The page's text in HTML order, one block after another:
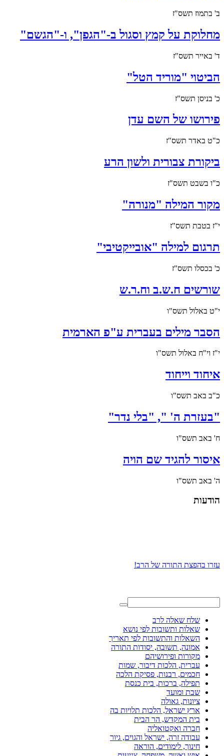
ב' בתמוז תשס"ז
מחלוקת על קמץ וסגול ב-"הגפן", ו-"הגשם"
ד' באייר תשס"ז
הביטוי "מוריד הטל"
כ' בניסן תשס"ז
פירושו של השם עדן
כ"ט באדר תשס"ז
ביקורת צבורית ולשון הרע
כ"ו בשבט תשס"ז
מקור המילה "מנורה"
י"ז בטבת תשס"ז
תרגום למילה "אובייקטיבי"
כ' בכסלו תשס"ז
שורשים ח.ש.ב וח.ר.ש
י"ט באלול תשס"ו
הסבר מילים בעברית ע"פ הארמית
י"ז וי"ח באלול תשס"ו
איחוד וייחוד
כ"ב באב תשס"ו
"בעזרת ה' ", "בלי נדר"
ח' באב תשס"ו
איסור להגיד שם הויה
ה' באב תשס"ו
הודעות
עזרו בהפצת התורה של הרב!
שלח שאלה לרב
שאלות ותשובות לפי נושא
השאלות והתשובות לפי תאריך
אמונה, תשובה, יסודות התורה
מקורות ופירושיהם
עברית, הלכות דיבור, שמות
חכמים, רבנות, פסיקת הלכה
תפילה, ברכות, בית כנסת
שבת ומועד
ציונות, גאולה
ארץ ישראל, הלכות תלויות בה
בית המקדש, הר הבית
חברה ואקטואליה
עבודה זרה, ישראל והגוים, גיור
חינוך, לימודים, הוראה